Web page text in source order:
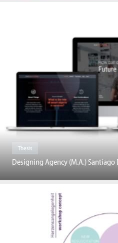
Thesis
Designing Agency (M.A.) Santiago